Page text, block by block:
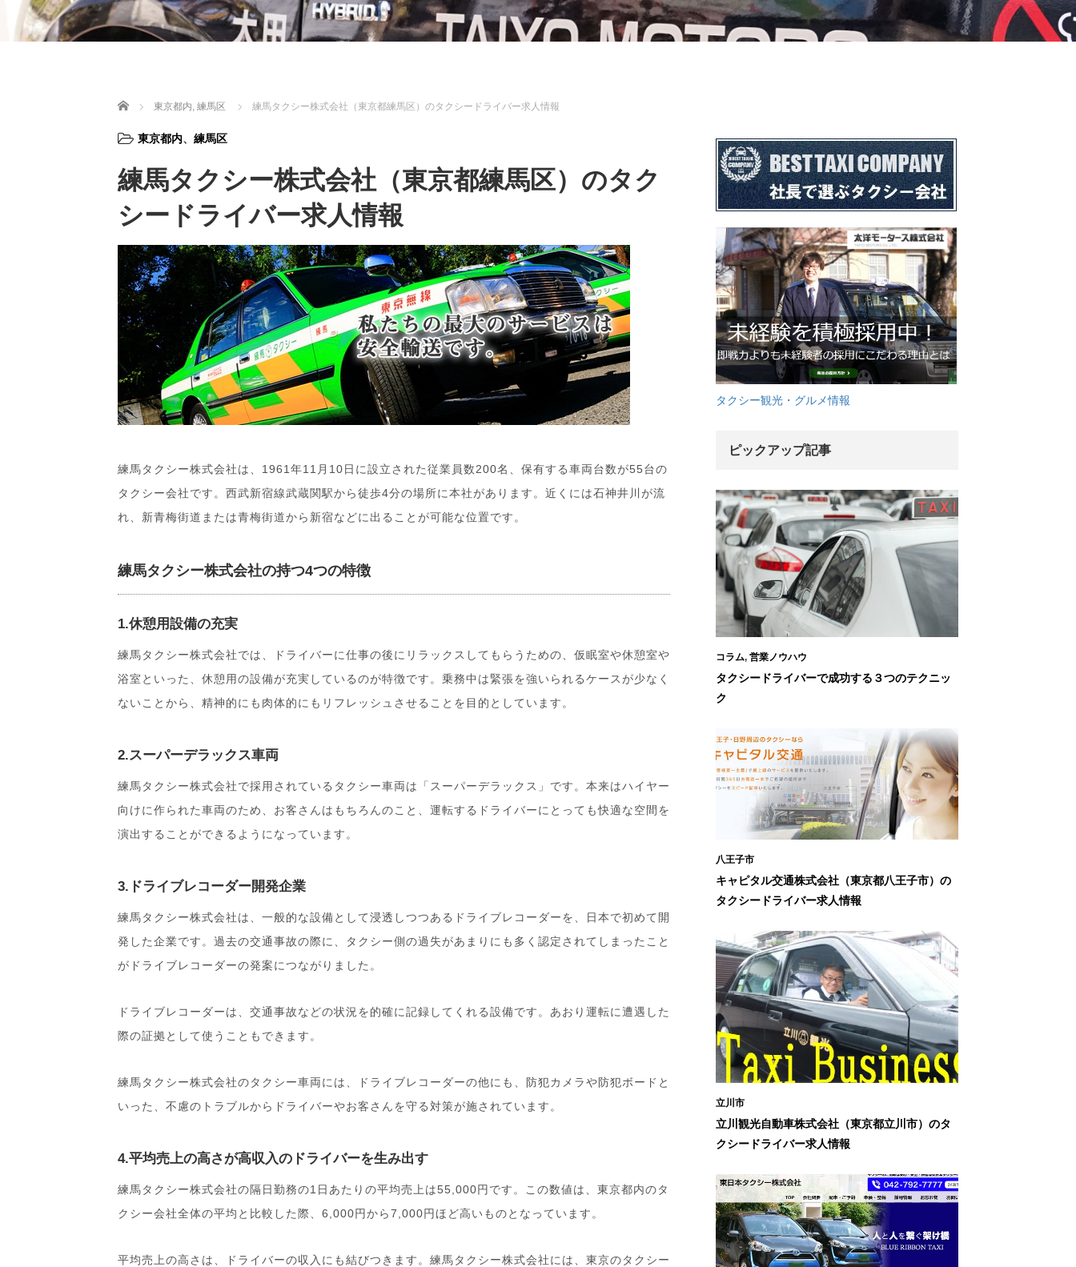
ホーム 東京都内, 練馬区 練馬タクシー株式会社（東京都練馬区）のタクシードライバー求人情報
東京都内、 練馬区
練馬タクシー株式会社（東京都練馬区）のタク
シードライバー求人情報
練馬タクシー株式会社は、1961年11月10日に設立された従業員数200名、保有する車両台数が55台の
タクシー会社です。西武新宿線武蔵関駅から徒歩4分の場所に本社があります。近くには石神井川が流
れ、新青梅街道または青梅街道から新宿などに出ることが可能な位置です。
練馬タクシー株式会社の持つ4つの特徴
1.休憩用設備の充実
練馬タクシー株式会社では、ドライバーに仕事の後にリラックスしてもらうための、仮眠室や休憩室や
浴室といった、休憩用の設備が充実しているのが特徴です。乗務中は緊張を強いられるケースが少なく
ないことから、精神的にも肉体的にもリフレッシュさせることを目的としています。
2.スーパーデラックス車両
練馬タクシー株式会社で採用されているタクシー車両は「スーパーデラックス」です。本来はハイヤー
向けに作られた車両のため、お客さんはもちろんのこと、運転するドライバーにとっても快適な空間を
演出することができるようになっています。
3.ドライブレコーダー開発企業
練馬タクシー株式会社は、一般的な設備として浸透しつつあるドライブレコーダーを、日本で初めて開
発した企業です。過去の交通事故の際に、タクシー側の過失があまりにも多く認定されてしまったこと
がドライブレコーダーの発案につながりました。
ドライブレコーダーは、交通事故などの状況を的確に記録してくれる設備です。あおり運転に遭遇した
際の証拠として使うこともできます。
練馬タクシー株式会社のタクシー車両には、ドライブレコーダーの他にも、防犯カメラや防犯ボードと
いった、不慮のトラブルからドライバーやお客さんを守る対策が施されています。
4.平均売上の高さが高収入のドライバーを生み出す
練馬タクシー株式会社の隔日勤務の1日あたりの平均売上は55,000円です。この数値は、東京都内のタ
クシー会社全体の平均と比較した際、6,000円から7,000円ほど高いものとなっています。
平均売上の高さは、ドライバーの収入にも結びつきます。練馬タクシー株式会社には、東京のタクシー
タクシー観光・グルメ情報
ピックアップ記事
コラム, 営業ノウハウ
タクシードライバーで成功する３つのテクニッ
ク
八王子市
キャピタル交通株式会社（東京都八王子市）の
タクシードライバー求人情報
立川市
立川観光自動車株式会社（東京都立川市）のタ
クシードライバー求人情報